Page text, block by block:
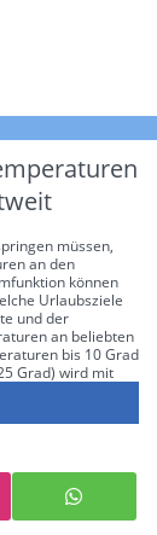
müssen,
an den
können
Urlaubsziele
und der
an beliebten
bis 10 Grad
Grad) wird mit
im Sommer einen
Ostsee, die Adria
Roten Meer.
aktuell